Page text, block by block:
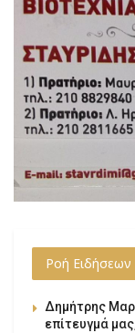
Ροή Ειδήσεων
Δημήτρης
επίτευγμά